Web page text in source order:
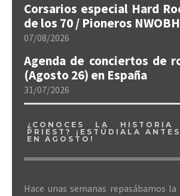
Corsarios especial Hard
de los 70 / Pioneros
07/08/2026
Agenda de conciertos de
(Agosto 26) en España
31/07/2026
¿CONOCES LA
PRIEST? ¡ESTÚDIALA
EN AGOSTO!
Hace unas semanas repasábamos la